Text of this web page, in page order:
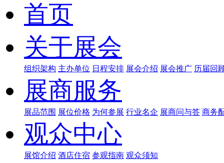
首页
关于展会
组织架构 主办单位 日程安排 展会介绍 展会推广 历届回
展商服务
展品范围 展位价格 为何参展 行业名企 展商问与答 商务
观众中心
展馆介绍 酒店住宿 参观指南 观众须知